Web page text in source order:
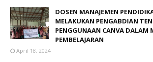
DOSEN MANAJEMEN
MELAKUKAN PENGABDIAN
PENGGUNAAN CANVA DALAM
PEMBELAJARAN
April 18, 2024